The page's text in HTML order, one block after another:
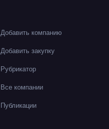
Добавить компанию
Добавить закупку
Рубрикатор
Все компании
Публикации